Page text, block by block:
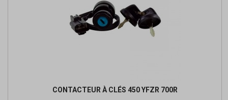
CONTACTEUR À CLÉS 450 YFZR 700R